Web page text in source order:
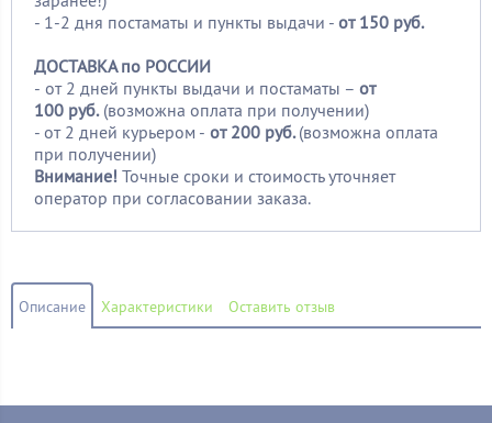
- 1-2 дня постаматы и пункты выдачи - от 150 руб.
ДОСТАВКА по РОССИИ
- от 2 дней пункты выдачи и постаматы – от
100 руб. (возможна оплата при получении)
- от 2 дней курьером - от 200 руб.(возможна оплата
при получении)
Внимание! Точные сроки и стоимость уточняет
оператор при согласовании заказа.
Описание Характеристики Оставить отзыв